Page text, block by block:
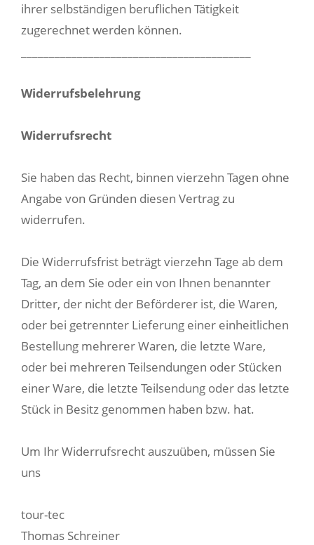
ihrer selbständigen beruflichen Tätigkeit
zugerechnet werden können.
Widerrufsbelehrung
Widerrufsrecht
Sie haben das Recht, binnen vierzehn Tagen ohne
Angabe von Gründen diesen Vertrag zu
widerrufen.
Die Widerrufsfrist beträgt vierzehn Tage ab dem
Tag, an dem Sie oder ein von Ihnen benannter
Dritter, der nicht der Beförderer ist, die Waren,
oder bei getrennter Lieferung einer einheitlichen
Bestellung mehrerer Waren, die letzte Ware,
oder bei mehreren Teilsendungen oder Stücken
einer Ware, die letzte Teilsendung oder das letzte
Stück in Besitz genommen haben bzw. hat.
Um Ihr Widerrufsrecht auszuüben, müssen Sie
uns
tour-tec
Thomas Schreiner